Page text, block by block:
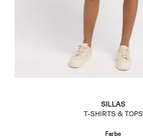
SILLAS
T-SHIRTS & TOPS
Farbe